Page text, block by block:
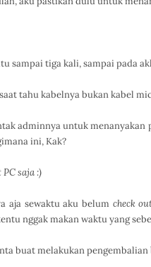
sampai tiga kali, sampai pada
tahu kabelnya bukan kabel
adminnya untuk
ini, Kak?
saja :)
aja sewaktu aku belum check
nggak makan waktu yang
buat melakukan pengembalian